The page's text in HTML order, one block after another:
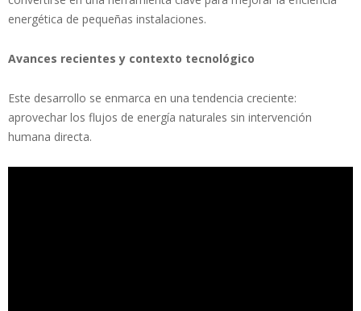
energética de pequeñas instalaciones.
Avances recientes y contexto tecnológico
Este desarrollo se enmarca en una tendencia creciente:
aprovechar los flujos de energía naturales sin intervención
humana directa.